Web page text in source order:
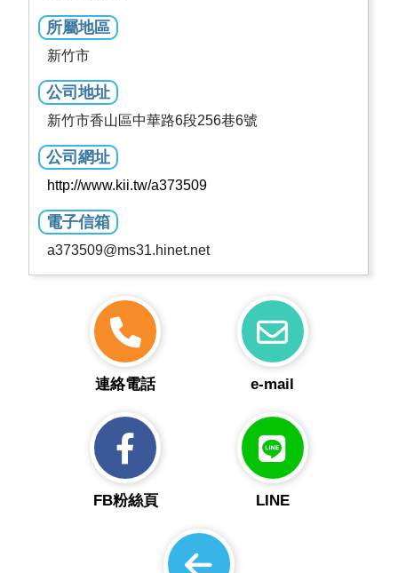
所屬地區
新竹市
公司地址
新竹市香山區中華路6段256巷6號
公司網址
http://www.kii.tw/a373509
電子信箱
a373509@ms31.hinet.net
連絡電話 e-mail
FB粉絲頁 LINE